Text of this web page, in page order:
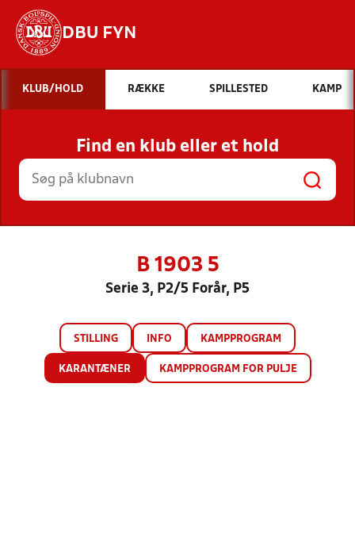
DBU FYN
Hvad vil du søge efter?
INDHOLD OG NYHEDER
STILLINGER, RESULTATER, KLUBBER OG
HOLD
KLUB/HOLD RÆKKE SPILLESTED KAMP
Find en klub eller et hold
B 1903 5
Serie 3, P2/5 Forår, P5
STILLING INFO KAMPPROGRAM
KARANTÆNER KAMPPROGRAM FOR PULJE